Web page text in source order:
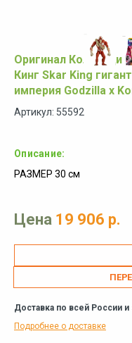
Оригинал
Кинг Skar King
империя Godzilla x
Артикул: 55592
Описание:
РАЗМЕР 30 см
Цена 19 906 р.
Доставка по всей России
Подробнее о доставке